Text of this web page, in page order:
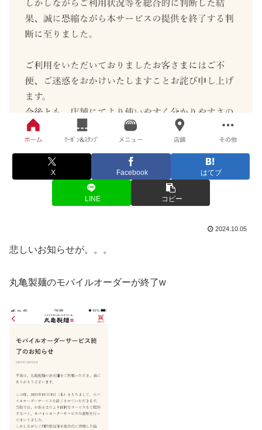
X Facebook はてブ
LINE コピー
2024.10.05
悲しいお知らせが。。。
丸亀製麺のモバイルオーダーが終了w